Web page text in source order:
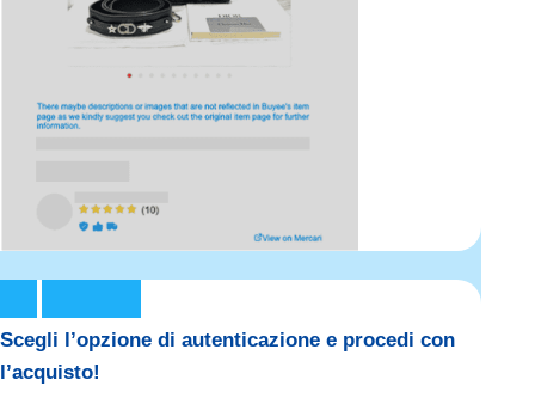
Scegli l’opzione di autenticazione e procedi con
l’acquisto!